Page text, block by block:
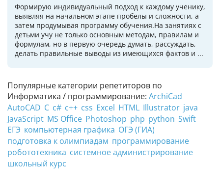
Популярные категории репетиторов по
Информатика / программирование: ArchiCad
AutoCAD C c# c++ css Excel HTML Illustrator java
JavaScript MS Office Photoshop php python Swift
ЕГЭ компьютерная графика ОГЭ (ГИА)
подготовка к олимпиадам программирование
робототехника системное администрирование
школьный курс
Формирую индивидуальный подход к каждому ученику,
выявляя на начальном этапе пробелы и сложности, а
затем продумывая программу обучения.На занятиях с
детьми учу не только основным методам, правилам и
формулам, но в первую очередь думать, рассуждать,
делать правильные выводы из имеющихся фактов и ...